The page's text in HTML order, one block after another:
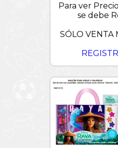
Para ver
se debe
SÓLO VENTA